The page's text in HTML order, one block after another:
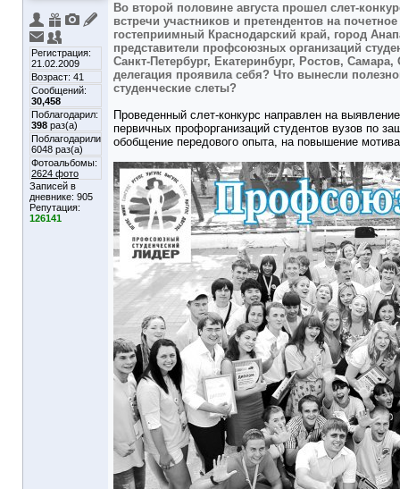
Регистрация:
21.02.2009
Возраст: 41
Сообщений:
30,458
Поблагодарил:
398 раз(а)
Поблагодарили
6048 раз(а)
Фотоальбомы:
2624 фото
Записей в
дневнике: 905
Репутация:
126141
Во второй половине августа прошел слет-
встречи участников и претендентов на
гостеприимный Краснодарский край, город
представители профсоюзных организаций
Санкт-Петербург, Екатеринбург, Ростов,
делегация проявила себя? Что вынесли
студенческие слеты?
Проведенный слет-конкурс направлен на
первичных профорганизаций студентов вузов по
обобщение передового опыта, на повышение